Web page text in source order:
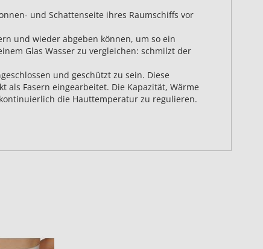
und Schattenseite ihres Raumschiffs vor
und wieder abgeben können, um so ein
Glas Wasser zu vergleichen: schmilzt der
und geschützt zu sein. Diese
Fasern eingearbeitet. Die Kapazität, Wärme
die Hauttemperatur zu regulieren.